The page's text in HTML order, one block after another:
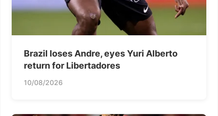
Brazil loses Andre, eyes Yuri Alberto
return for Libertadores
10/08/2026